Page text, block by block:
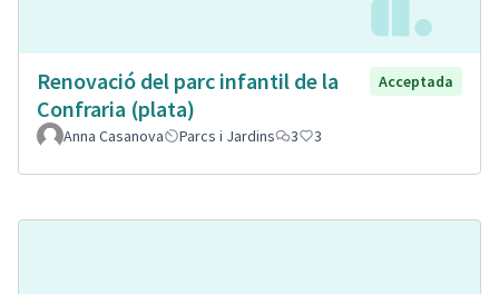
Renovació del parc infantil de la
Confraria (plata)
Acceptada
Anna Casanova Parcs i Jardins 3 3